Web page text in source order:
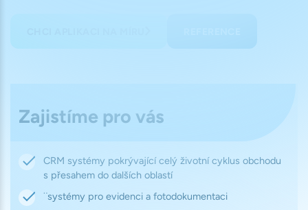
Zajistíme pro vás
CRM systémy pokrývající celý životní cyklus obchodu
s přesahem do dalších oblastí
¨systémy pro evidenci a fotodokumentaci